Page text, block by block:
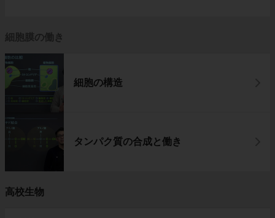
細胞膜の働き
細胞の構造
タンパク質の合成と働き
高校生物